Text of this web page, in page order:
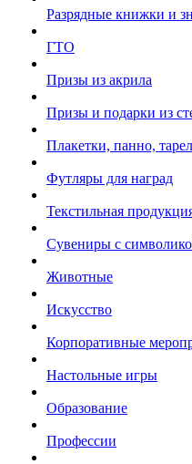
Разрядные книжки и
ГТО
Призы из акрила
Призы и подарки из
Плакетки, панно,
Футляры для наград
Текстильная
Сувениры с
Животные
Искусство
Корпоративные
Настольные игры
Образование
Профессии